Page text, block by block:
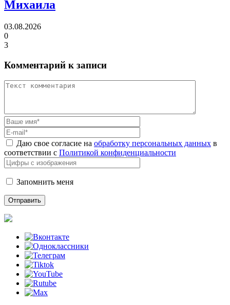
Михаила
03.08.2026
0
3
Комментарий к записи
Даю свое согласие на обработку персональных данных в
соответствии с Политикой конфиденциальности
Запомнить меня